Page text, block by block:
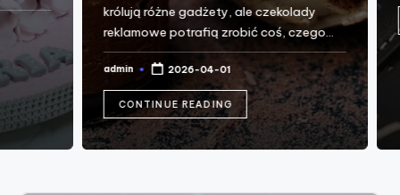
królują różne gadżety, ale czekolady
reklamowe potrafią zrobić coś, czego…
Posted
admin 2026-04-01
CONTINUE READING